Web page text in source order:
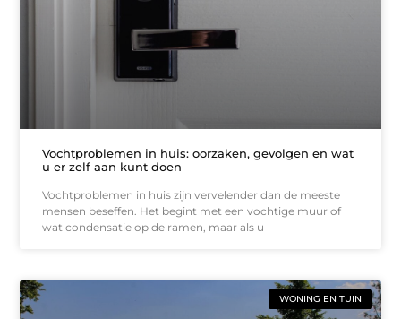
Vochtproblemen in huis: oorzaken, gevolgen en wat
u er zelf aan kunt doen
Vochtproblemen in huis zijn vervelender dan de meeste
mensen beseffen. Het begint met een vochtige muur of
wat condensatie op de ramen, maar als u
WONING EN TUIN